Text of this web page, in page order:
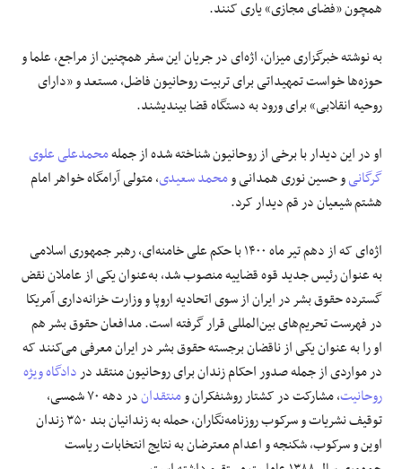
همچون «فضای مجازی» یاری کنند.
به ‌نوشته خبرگزاری میزان، اژه‌ای در جریان این سفر همچنین از مراجع، علما و
حوزه‌ها خواست تمهیداتی برای تربیت روحانیون فاضل، مستعد و «دارای
روحیه انقلابی» برای ورود به دستگاه قضا بیندیشند.
او در این دیدار با برخی از روحانیون شناخته شده از جملهمحمدعلی علوی
گرگانیو حسین نوری همدانی ومحمد سعیدی، متولی آرامگاه خواهر امام
هشتم شیعیان در قم دیدار کرد.
اژه‌ای که از دهم تیر ماه ۱۴۰۰ با حکم علی خامنه‌ای، رهبر جمهوری اسلامی
به ‌عنوان رئیس جدید قوه قضاییه منصوب شد، به‌عنوان یکی از عاملان نقض
گسترده حقوق بشر در ایران از سوی اتحادیه اروپا و وزارت خزانه‌داری آمریکا
در فهرست تحریم‌های بین‌المللی قرار گرفته است. مدافعان حقوق بشر هم
او را به عنوان یکی از ناقضان برجسته حقوق بشر در ایران معرفی می‌کنند که
در مواردی از جمله صدور احکام زندان برای روحانیون منتقد دردادگاه ویژه
روحانیت، مشارکت در کشتار روشنفکران ومنتقدان
در دهه ۷۰ شمسی،
توقیف نشریات و سرکوب روزنامه‌نگاران، حمله به زندانیان بند ۳۵۰ زندان
اوین و سرکوب، شکنجه و اعدام معترضان به نتایج انتخابات ریاست